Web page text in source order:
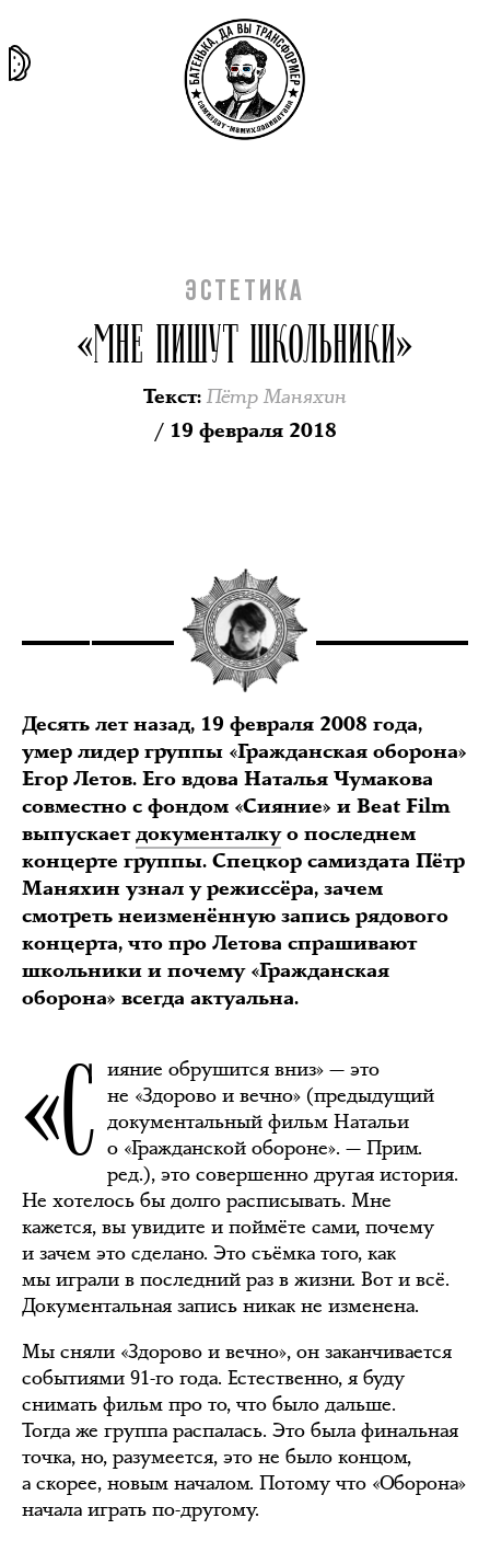
ЭСТЕТИКА
«МНЕ ПИШУТ ШКОЛЬНИКИ»
Текст: Пётр Маняхин
/ 19 февраля 2018
Десять лет назад, 19 февраля 2008 года,
умер лидер группы «Гражданская оборона»
Егор Летов. Его вдова Наталья Чумакова
совместно с фондом «Сияние» и Beat Film
выпускаетдокументалкуо последнем
концерте группы. Спецкор самиздата Пётр
Маняхин узнал у режиссёра, зачем
смотреть неизменённую запись рядового
концерта, что про Летова спрашивают
школьники и почему «Гражданская
оборона» всегда актуальна.
«С ияние обрушится вниз» — это
не «Здорово и вечно» (предыдущий
документальный фильм Натальи
о «Гражданской обороне». — Прим.
ред.), это совершенно другая история.
Не хотелось бы долго расписывать. Мне
кажется, вы увидите и поймёте сами, почему
и зачем это сделано. Это съёмка того, как
мы играли в последний раз в жизни. Вот и всё.
Документальная запись никак не изменена.
Мы сняли «Здорово и вечно», он заканчивается
событиями 91-го года. Естественно, я буду
снимать фильм про то, что было дальше.
Тогда же группа распалась. Это была финальная
точка, но, разумеется, это не было концом,
а скорее, новым началом. Потому что «Оборона»
начала играть по-другому.